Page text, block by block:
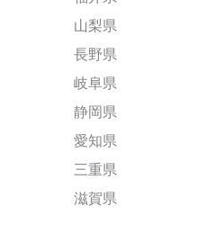
山梨県
長野県
岐阜県
静岡県
愛知県
三重県
滋賀県